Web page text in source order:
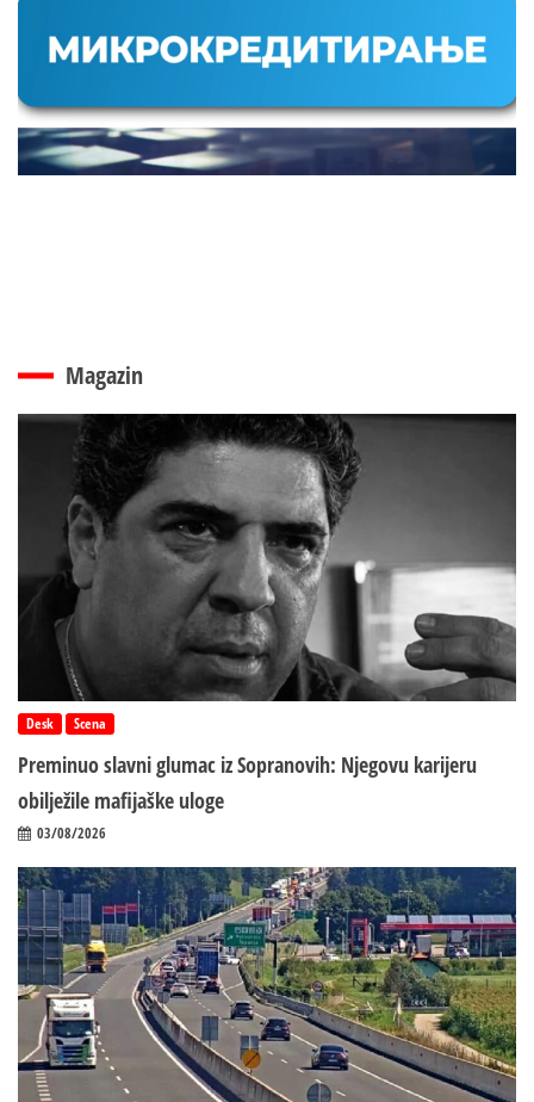
Magazin
Desk Scena
Preminuo slavni glumac iz Sopranovih: Njegovu karijeru
obilježile mafijaške uloge
03/08/2026